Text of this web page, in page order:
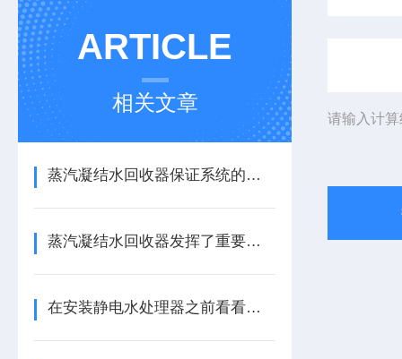
ARTICLE
相关文章
蒸汽凝结水回收器保证系统的正常工作
蒸汽凝结水回收器发挥了重要的作用
在安装静电水处理器之前看看本篇会很有帮助
请输入计